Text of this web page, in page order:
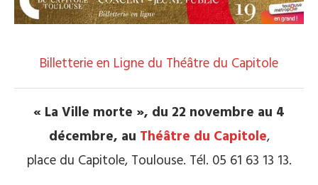
Billetterie en Ligne du Théâtre du Capitole
« La Ville morte », du 22 novembre au 4
décembre, au Théâtre du Capitole,
place du Capitole, Toulouse. Tél. 05 61 63 13 13.